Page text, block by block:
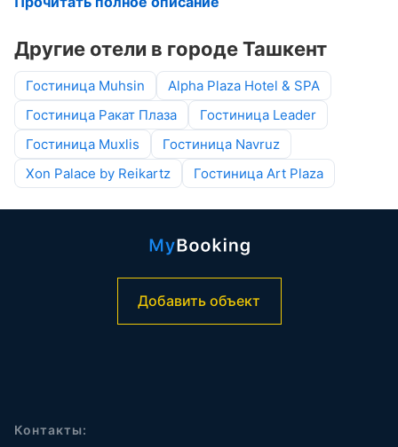
Другие отели в городе Ташкент
Гостиница Muhsin
Alpha Plaza Hotel & SPA
Гостиница Ракат Плаза
Гостиница Leader
Гостиница Muxlis
Гостиница Navruz
Xon Palace by Reikartz
Гостиница Art Plaza
Добавить объект
Контакты: